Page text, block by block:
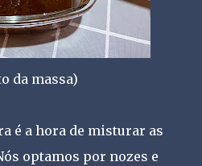
da massa)
é a hora de misturar as
optamos por nozes e